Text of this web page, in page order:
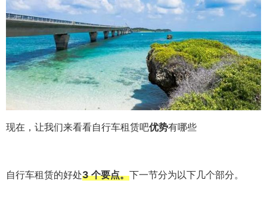
现在，让我们来看看自行车租赁吧优势有哪些
自行车租赁的好处3 个要点。下一节分为以下几个部分。